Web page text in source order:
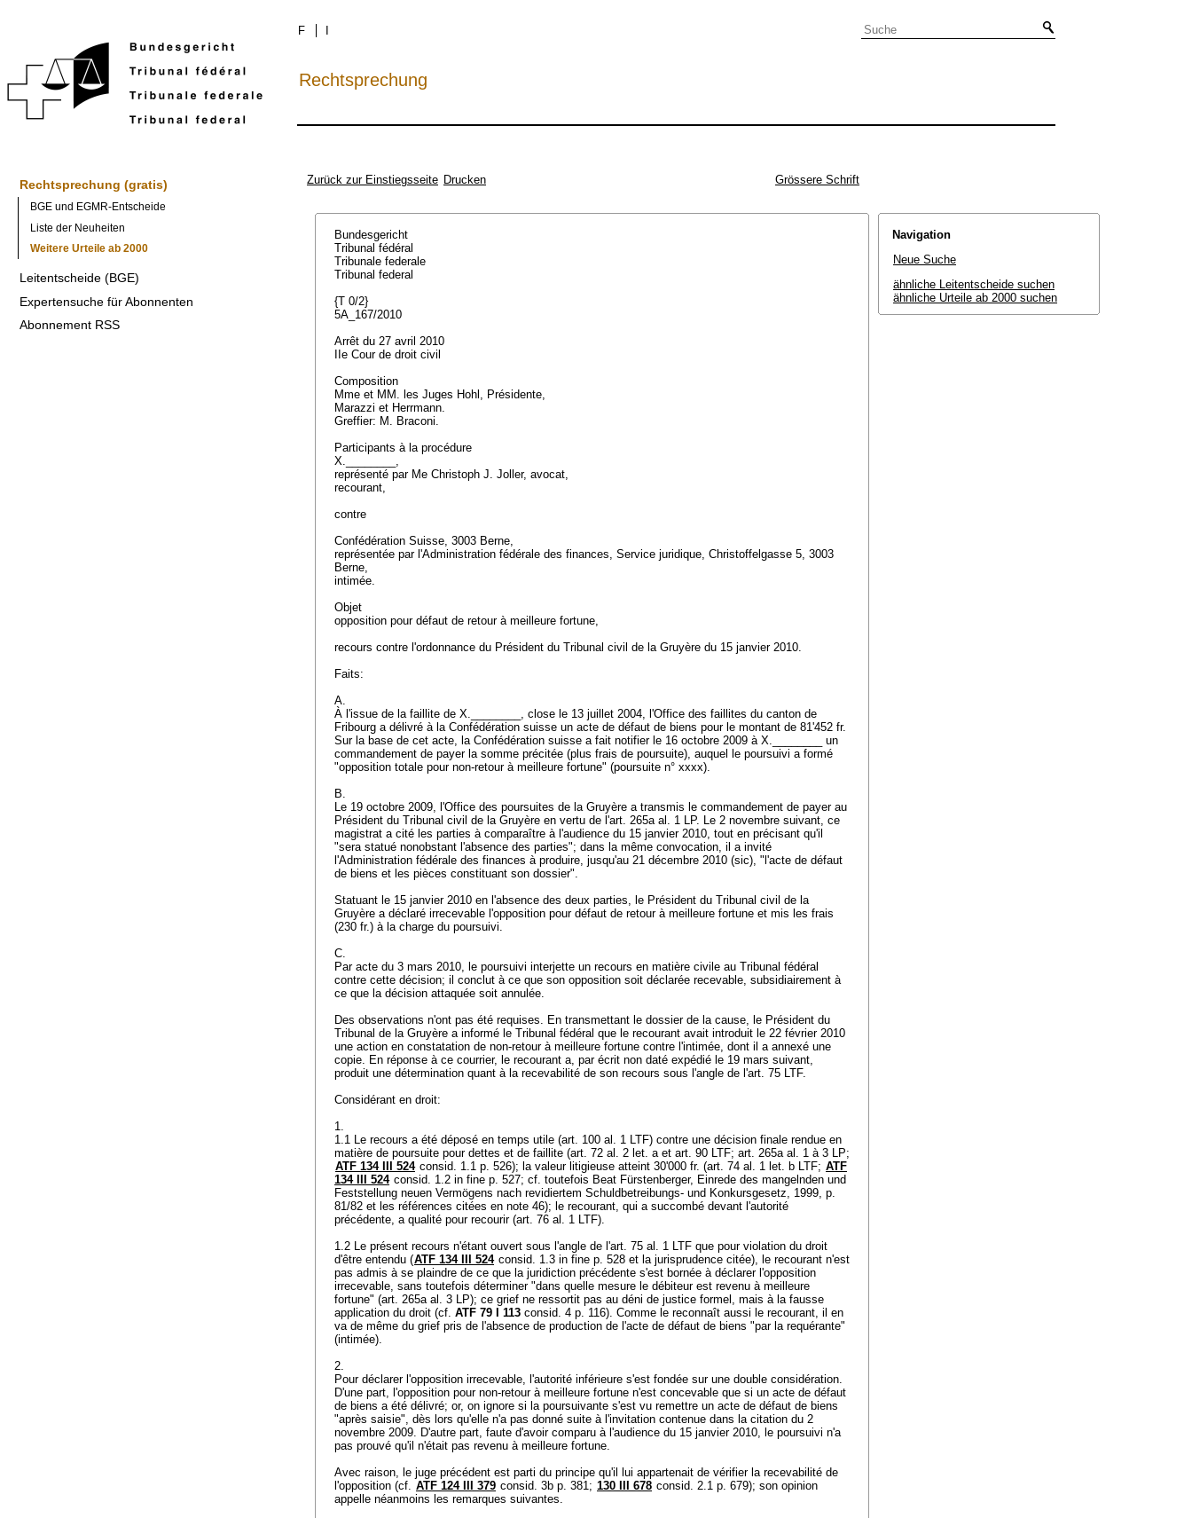
F
Rechtsprechung
Rechtsprechung (gratis)
BGE und EGMR-Entscheide
Liste der Neuheiten
Weitere Urteile ab 2000
Leitentscheide (BGE)
Expertensuche für Abonnenten
Abonnement RSS
Zurück zur Einstiegsseite Drucken Grössere Schrift
Bundesgericht
Tribunal fédéral
Tribunale federale
Tribunal federal
{T 0/2}
5A_167/2010
Arrêt du 27 avril 2010
IIe Cour de droit civil
Composition
Mme et MM. les Juges Hohl, Présidente,
Marazzi et Herrmann.
Greffier: M. Braconi.
Participants à la procédure
X.________,
représenté par Me Christoph J. Joller, avocat,
recourant,
contre
Confédération Suisse, 3003 Berne,
représentée par l'Administration fédérale des finances, Service juridique, Christoffelgasse 5, 3003
Berne,
intimée.
Objet
opposition pour défaut de retour à meilleure fortune,
recours contre l'ordonnance du Président du Tribunal civil de la Gruyère du 15 janvier 2010.
Faits:
A.
À l'issue de la faillite de X.________, close le 13 juillet 2004, l'Office des faillites du canton de
Fribourg a délivré à la Confédération suisse un acte de défaut de biens pour le montant de 81'452 fr.
Sur la base de cet acte, la Confédération suisse a fait notifier le 16 octobre 2009 à X.________ un
commandement de payer la somme précitée (plus frais de poursuite), auquel le poursuivi a formé
"opposition totale pour non-retour à meilleure fortune" (poursuite n° xxxx).
B.
Le 19 octobre 2009, l'Office des poursuites de la Gruyère a transmis le commandement de payer au
Président du Tribunal civil de la Gruyère en vertu de l'art. 265a al. 1 LP. Le 2 novembre suivant, ce
magistrat a cité les parties à comparaître à l'audience du 15 janvier 2010, tout en précisant qu'il
"sera statué nonobstant l'absence des parties"; dans la même convocation, il a invité
l'Administration fédérale des finances à produire, jusqu'au 21 décembre 2010 (sic), "l'acte de défaut
de biens et les pièces constituant son dossier".
Statuant le 15 janvier 2010 en l'absence des deux parties, le Président du Tribunal civil de la
Gruyère a déclaré irrecevable l'opposition pour défaut de retour à meilleure fortune et mis les frais
(230 fr.) à la charge du poursuivi.
C.
Par acte du 3 mars 2010, le poursuivi interjette un recours en matière civile au Tribunal fédéral
contre cette décision; il conclut à ce que son opposition soit déclarée recevable, subsidiairement à
ce que la décision attaquée soit annulée.
Des observations n'ont pas été requises. En transmettant le dossier de la cause, le Président du
Tribunal de la Gruyère a informé le Tribunal fédéral que le recourant avait introduit le 22 février 2010
une action en constatation de non-retour à meilleure fortune contre l'intimée, dont il a annexé une
copie. En réponse à ce courrier, le recourant a, par écrit non daté expédié le 19 mars suivant,
produit une détermination quant à la recevabilité de son recours sous l'angle de l'art. 75 LTF.
Considérant en droit:
1.
1.1 Le recours a été déposé en temps utile (art. 100 al. 1 LTF) contre une décision finale rendue en
matière de poursuite pour dettes et de faillite (art. 72 al. 2 let. a et art. 90 LTF; art. 265a al. 1 à 3 LP;
ATF 134 III 524 consid. 1.1 p. 526); la valeur litigieuse atteint 30'000 fr. (art. 74 al. 1 let. b LTF; ATF
134 III 524 consid. 1.2 in fine p. 527; cf. toutefois Beat Fürstenberger, Einrede des mangelnden und
Feststellung neuen Vermögens nach revidiertem Schuldbetreibungs- und Konkursgesetz, 1999, p.
81/82 et les références citées en note 46); le recourant, qui a succombé devant l'autorité
précédente, a qualité pour recourir (art. 76 al. 1 LTF).
1.2 Le présent recours n'étant ouvert sous l'angle de l'art. 75 al. 1 LTF que pour violation du droit
d'être entendu (ATF 134 III 524 consid. 1.3 in fine p. 528 et la jurisprudence citée), le recourant n'est
pas admis à se plaindre de ce que la juridiction précédente s'est bornée à déclarer l'opposition
irrecevable, sans toutefois déterminer "dans quelle mesure le débiteur est revenu à meilleure
fortune" (art. 265a al. 3 LP); ce grief ne ressortit pas au déni de justice formel, mais à la fausse
application du droit (cf. ATF 79 I 113 consid. 4 p. 116). Comme le reconnaît aussi le recourant, il en
va de même du grief pris de l'absence de production de l'acte de défaut de biens "par la requérante"
(intimée).
2.
Pour déclarer l'opposition irrecevable, l'autorité inférieure s'est fondée sur une double considération.
D'une part, l'opposition pour non-retour à meilleure fortune n'est concevable que si un acte de défaut
de biens a été délivré; or, on ignore si la poursuivante s'est vu remettre un acte de défaut de biens
"après saisie", dès lors qu'elle n'a pas donné suite à l'invitation contenue dans la citation du 2
novembre 2009. D'autre part, faute d'avoir comparu à l'audience du 15 janvier 2010, le poursuivi n'a
pas prouvé qu'il n'était pas revenu à meilleure fortune.
Avec raison, le juge précédent est parti du principe qu'il lui appartenait de vérifier la recevabilité de
l'opposition (cf. ATF 124 III 379 consid. 3b p. 381; 130 III 678 consid. 2.1 p. 679); son opinion
appelle néanmoins les remarques suivantes.
Navigation
Neue Suche
ähnliche Leitentscheide suchen
ähnliche Urteile ab 2000 suchen